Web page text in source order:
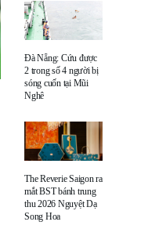
Đà Nẵng: Cứu được
2 trong số 4 người bị
sóng cuốn tại Mũi
Nghê
The Reverie Saigon ra
mắt BST bánh trung
thu 2026 Nguyệt Dạ
Song Hoa